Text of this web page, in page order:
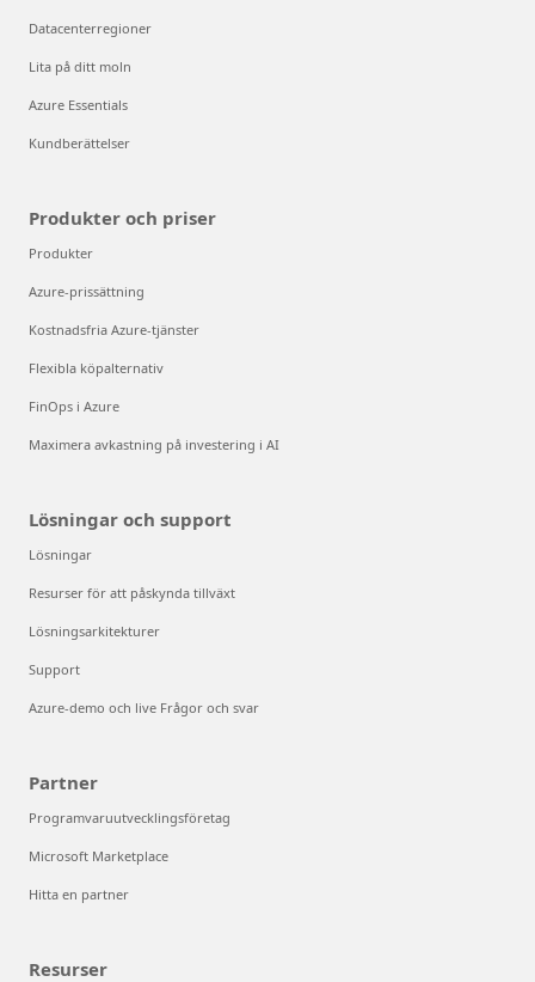
Datacenterregioner
Lita på ditt moln
Azure Essentials
Kundberättelser
Produkter och priser
Produkter
Azure-prissättning
Kostnadsfria Azure-tjänster
Flexibla köpalternativ
FinOps i Azure
Maximera avkastning på investering i AI
Lösningar och support
Lösningar
Resurser för att påskynda tillväxt
Lösningsarkitekturer
Support
Azure-demo och live Frågor och svar
Partner
Programvaruutvecklingsföretag
Microsoft Marketplace
Hitta en partner
Resurser